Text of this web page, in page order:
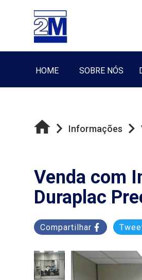
HOME SOBRE NÓS
Informações
Venda com
Duraplac
Compartilhar